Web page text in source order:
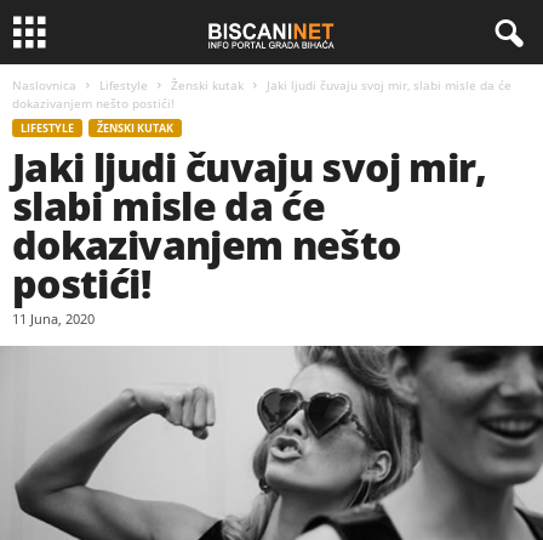
Naslovnica Lifestyle Ženski kutak
Jaki ljudi čuvaju svoj mir, slabi misle da će
dokazivanjem nešto postići!
LIFESTYLE ŽENSKI KUTAK
Jaki ljudi čuvaju svoj mir,
slabi misle da će
dokazivanjem nešto
postići!
11 Juna, 2020